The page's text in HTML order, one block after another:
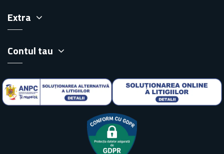
Extra
Contul tau